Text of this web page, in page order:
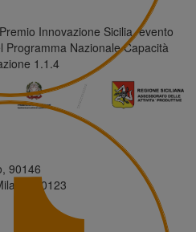
Innovazione Sicilia, evento
Nazionale Capacità
1.1.4
90146
20123